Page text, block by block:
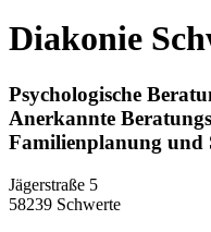
Diakonie
Psychologische
Anerkannte
Familienplanung und
Jägerstraße 5
58239 Schwerte